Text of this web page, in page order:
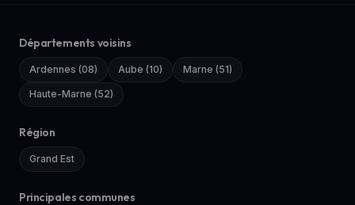
Départements voisins
Ardennes (08) Aube (10) Marne (51)
Haute-Marne (52)
Région
Grand Est
Principales communes